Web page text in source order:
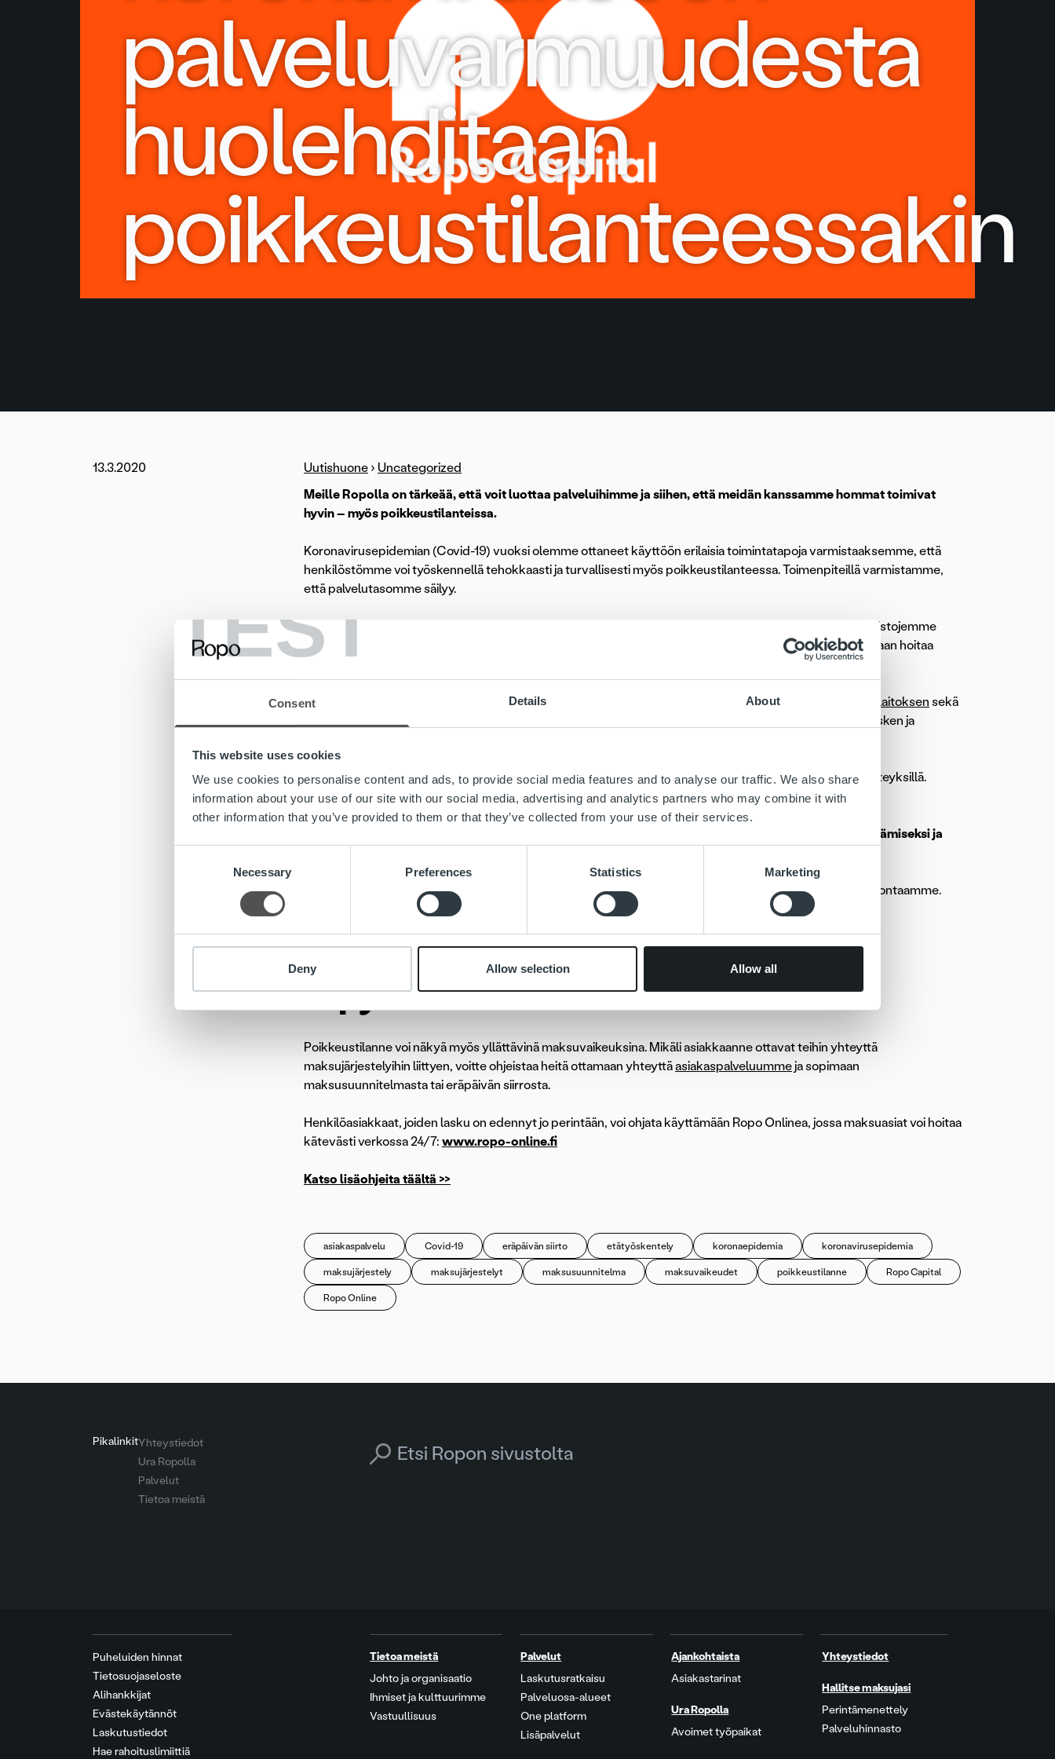
TEST
Consent Details About
This website uses cookies
We use cookies to personalise content and ads, to provide social media features and to analyse our traffic. We also share
information about your use of our site with our social media, advertising and analytics partners who may combine it with
other information that you’ve provided to them or that they’ve collected from your use of their services.
Necessary Preferences Statistics Marketing
Deny Allow selection Allow all
palveluvarmuudesta
huolehditaan
poikkeustilanteessakin
13.3.2020 Uutishuone › Uncategorized
Meille Ropolla on tärkeää, että voit luottaa palveluihimme ja siihen, että meidän kanssamme hommat toimivat
hyvin – myös poikkeustilanteissa.
Koronavirusepidemian (Covid-19) vuoksi olemme ottaneet käyttöön erilaisia toimintatapoja varmistaaksemme, että
henkilöstömme voi työskennellä tehokkaasti ja turvallisesti myös poikkeustilanteessa. Toimenpiteillä varmistamme,
että palvelutasomme säilyy.
Palvelumme pohjautuu vahvaan teknologiaosaamiseen ja teknologinen edelläkävijyys näkyy myös toimistojemme
työvälineissä ja käytännöissä. Ropolla on jatkuva valmius etätyöskentelyyn ja kriittiset toimintomme voidaan hoitaa
Työskentely etätyöpisteillä on jo asteittain aloitettu ja toimistoilla noudatetaan Terveyden ja hyvinvoinnin laitoksen sekä
toimintaohjeita. Näin minimoimme tartuntavaaran oman henkilöstömme kesken ja
Toistaiseksi vältämme kaikkia ulkomaan työmatkoja ja kaikki mahdolliset työtapaamiset hoidetaan etäyhteyksillä.
Katsoimme myös parhaaksi siirtää kaikki kevään asiakastilaisuutemme myöhempään ajankohtaan.
Toivomme, että näillä toimenpiteillä voimme omalta osaltamme minimoida riskit koronaviruksen leviämiseksi ja
Jos sinulla herää kysyttävää asiasta, voit olla yhteydessä omaan myyntiyhteyshenkilöösi tai palveluneuvontaamme.
Yhteyden saat myös asiakaspalvelumme vaihteen kautta puh. 030 688 6600 / info@ropocapital.fi.
Maksujärjestelyt kannattaa tehdä
viipymättä
Poikkeustilanne voi näkyä myös yllättävinä maksuvaikeuksina. Mikäli asiakkaanne ottavat teihin yhteyttä
maksujärjestelyihin liittyen, voitte ohjeistaa heitä ottamaan yhteyttäasiakaspalveluummeja sopimaan
maksusuunnitelmasta tai eräpäivän siirrosta.
Henkilöasiakkaat, joiden lasku on edennyt jo perintään, voi ohjata käyttämään Ropo Onlinea, jossa maksuasiat voi hoitaa
kätevästi verkossa 24/7: www.ropo-online.fi
Katso lisäohjeita täältä >>
asiakaspalvelu Covid-19 eräpäivän siirto etätyöskentely koronaepidemia koronavirusepidemia
maksujärjestely maksujärjestelyt maksusuunnitelma maksuvaikeudet poikkeustilanne Ropo Capital
Ropo Online
PikalinkitYhteystiedot
Ura Ropolla
Palvelut
Tietoa meistä
Search for:
Puheluiden hinnat
Tietosuojaseloste
Alihankkijat
Evästekäytännöt
Laskutustiedot
Hae rahoituslimiittiä
Tietoa meistä
Johto ja organisaatio
Ihmiset ja kulttuurimme
Vastuullisuus
Palvelut
Laskutusratkaisu
Palveluosa-alueet
One platform
Lisäpalvelut
Ajankohtaista
Asiakastarinat
Ura Ropolla
Avoimet työpaikat
Yhteystiedot
Hallitse maksujasi
Perintämenettely
Palveluhinnasto